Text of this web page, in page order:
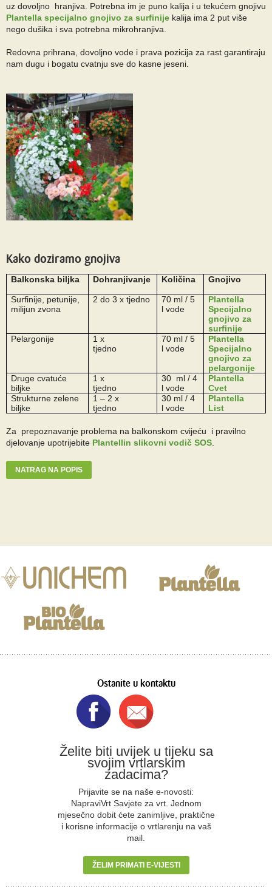
uz dovoljno hranjiva. Potrebna im je puno kalija i u tekućem gnojivu
Plantella specijalno gnojivo za surfinije kalija ima 2 put više
nego dušika i sva potrebna mikrohranjiva.
Redovna prihrana, dovoljno vode i prava pozicija za rast garantiraju
nam dugu i bogatu cvatnju sve do kasne jeseni.
Kako doziramo gnojiva
Balkonska biljka Dohranjivanje Količina Gnojivo
Surfinije, petunije,
milijun zvona
2 do 3 x tjedno
70 ml / 5
l vode
Plantella
Specijalno
gnojivo za
surfinije
Pelargonije
1 x
tjedno
70 ml / 5
l vode
Plantella
Specijalno
gnojivo za
pelargonije
Druge cvatuće
biljke
1 x
tjedno
30 ml / 4
l vode
Plantella
Cvet
Strukturne zelene
biljke
1 – 2 x
tjedno
30 ml / 4
l vode
Plantella
List
Za prepoznavanje problema na balkonskom cvijeću i pravilno
djelovanje upotrijebite Plantellin slikovni vodič SOS.
NATRAG NA POPIS
Ostanite u kontaktu
Želite biti uvijek u tijeku sa
svojim vrtlarskim
zadacima?
Prijavite se na naše e-novosti:
NapraviVrt Savjete za vrt. Jednom
mjesečno dobit ćete zanimljive, praktične
i korisne informacije o vrtlarenju na vaš
mail.
ŽELIM PRIMATI E-VIJESTI